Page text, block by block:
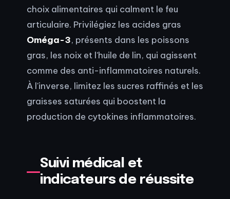
choix alimentaires qui calment le feu
articulaire. Privilégiez les acides gras
Oméga-3, présents dans les poissons
gras, les noix et l'huile de lin, qui agissent
comme des anti-inflammatoires naturels.
À l'inverse, limitez les sucres raffinés et les
graisses saturées qui boostent la
production de cytokines inflammatoires.
Suivi médical et
indicateurs de réussite